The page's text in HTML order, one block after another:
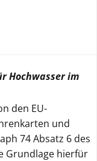
Hochwasser im
den EU-
und
74 Absatz 6 des
Grundlage hierfür